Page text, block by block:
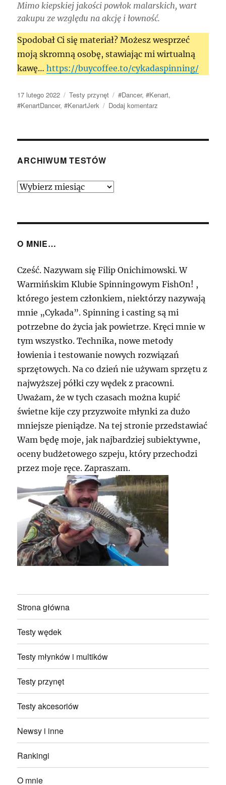
Mimo kiepskiej jakości powłok malarskich, wart
zakupu ze względu na akcję i łowność.
Spodobał Ci się materiał? Możesz wesprzeć
moją skromną osobę, stawiając mi wirtualną
kawę…https://buycoffee.to/cykadaspinning/
Data
publikacji
17 lutego 2022 Kategorie
Testy przynęt Tagi
#Dancer,#Kenart,
#KenartDancer,#KenartJerk Dodaj komentarz
–
ARCHIWUM TESTÓW
Archiwum
O MNIE…
Cześć. Nazywam się Filip Onichimowski. W
Warmińskim Klubie Spinningowym FishOn! ,
którego jestem członkiem, niektórzy nazywają
mnie „Cykada”. Spinning i casting są mi
potrzebne do życia jak powietrze. Kręci mnie w
tym wszystko. Technika, nowe metody
łowienia i testowanie nowych rozwiązań
sprzętowych. Na co dzień nie używam sprzętu z
najwyższej półki czy wędek z pracowni.
Uważam, że w tych czasach można kupić
świetne kije czy przyzwoite młynki za dużo
mniejsze pieniądze. Na tej stronie przedstawiać
Wam będę moje, jak najbardziej subiektywne,
oceny budżetowego szpeju, który przechodzi
przez moje ręce. Zapraszam.
Strona główna
Testy wędek
Testy młynków i multików
Testy przynęt
Testy akcesoriów
Newsy i inne
Rankingi
O mnie